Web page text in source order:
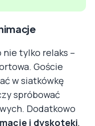
nie tylko relaks –
Goście
w siatkówkę
spróbować
Dodatkowo
i dyskoteki,